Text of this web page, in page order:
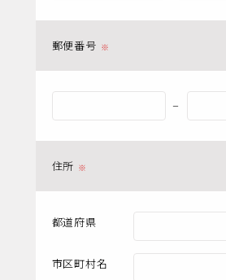
郵便番号
ー
住所
都道府県
市区町村名